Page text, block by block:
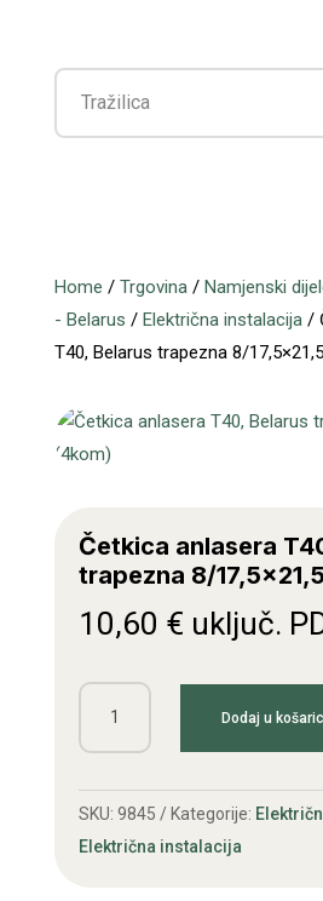
Home / Trgovina/ Namjenski
- Belarus / Električna instalacija/
T40, Belarus trapezna 8/
Četkica anlasera
trapezna 8/
10,60 € uključ.
Četkica
anlasera
Belarus
trapezna
8/17,5x21,5
Dodaj u
SKU: 9845 Kategorije:
Električna instalacija